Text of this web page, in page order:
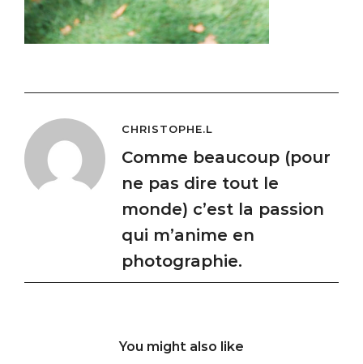
CHRISTOPHE.L
Comme beaucoup (pour
ne pas dire tout le
monde) c’est la passion
qui m’anime en
photographie.
You might also like